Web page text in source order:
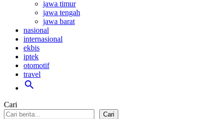
jawa timur
jawa tengah
jawa barat
nasional
internasional
ekbis
iptek
otomotif
travel
search
Cari
Cari